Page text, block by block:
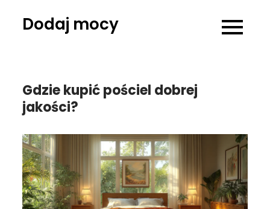
Dodaj mocy
Gdzie kupić pościel dobrej
jakości?